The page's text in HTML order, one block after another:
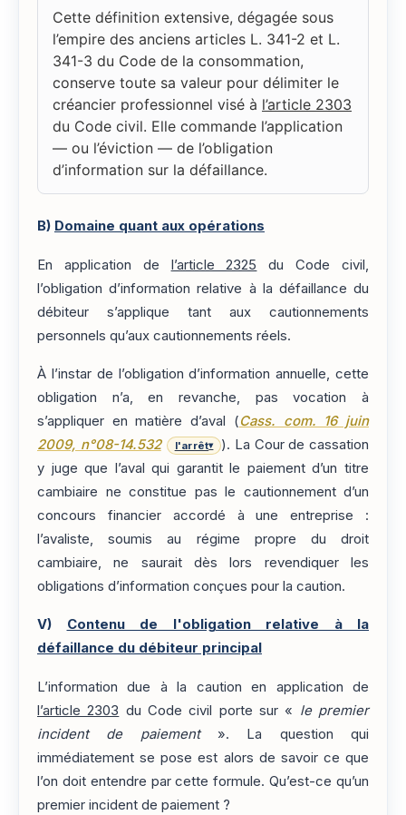
Cette définition extensive, dégagée sous
l’empire des anciens articles L. 341-2 et L.
341-3 du Code de la consommation,
conserve toute sa valeur pour délimiter le
créancier professionnel visé à l’article 2303
du Code civil. Elle commande l’application
— ou l’éviction — de l’obligation
d’information sur la défaillance.
B) Domaine quant aux opérations
En application de l’article 2325 du Code civil,
l’obligation d’information relative à la défaillance du
débiteur s’applique tant aux cautionnements
personnels qu’aux cautionnements réels.
À l’instar de l’obligation d’information annuelle, cette
obligation n’a, en revanche, pas vocation à
s’appliquer en matière d’aval (Cass. com. 16 juin
2009, n°08-14.532
l'arrêt▾
). La Cour de cassation
y juge que l’aval qui garantit le paiement d’un titre
cambiaire ne constitue pas le cautionnement d’un
concours financier accordé à une entreprise :
l’avaliste, soumis au régime propre du droit
cambiaire, ne saurait dès lors revendiquer les
obligations d’information conçues pour la caution.
V) Contenu de l'obligation relative à la
défaillance du débiteur principal
L’information due à la caution en application de
l’article 2303 du Code civil porte sur « le premier
incident de paiement». La question qui
immédiatement se pose est alors de savoir ce que
l’on doit entendre par cette formule. Qu’est-ce qu’un
premier incident de paiement ?